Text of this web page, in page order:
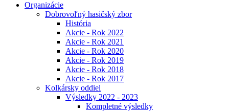
Organizácie
Dobrovoľný hasičský zbor
História
Akcie - Rok 2022
Akcie - Rok 2021
Akcie - Rok 2020
Akcie - Rok 2019
Akcie - Rok 2018
Akcie - Rok 2017
Kolkársky oddiel
Výsledky 2022 - 2023
Kompletné výsledky